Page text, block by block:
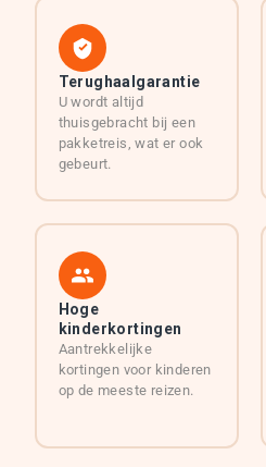
Terughaalgarantie
U wordt altijd
thuisgebracht bij een
pakketreis, wat er ook
gebeurt.
Hoge
kinderkortingen
Aantrekkelijke
kortingen voor kinderen
op de meeste reizen.